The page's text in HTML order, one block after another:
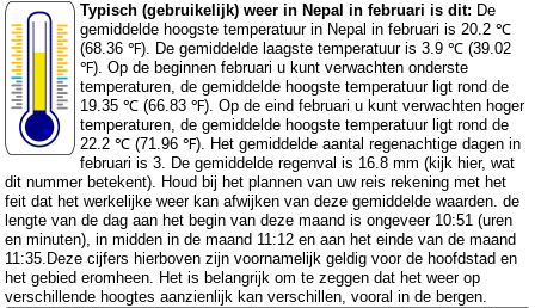
Typisch (gebruikelijk) weer in Nepal in februari is dit: De
gemiddelde hoogste temperatuur in Nepal in februari is 20.2 ℃
(68.36 ℉). De gemiddelde laagste temperatuur is 3.9 ℃ (39.02
℉). Op de beginnen februari u kunt verwachten onderste
temperaturen, de gemiddelde hoogste temperatuur ligt rond de
19.35 ℃ (66.83 ℉). Op de eind februari u kunt verwachten hoger
temperaturen, de gemiddelde hoogste temperatuur ligt rond de
22.2 ℃ (71.96 ℉). Het gemiddelde aantal regenachtige dagen in
februari is 3. De gemiddelde regenval is 16.8 mm (kijk hier, wat
dit nummer betekent). Houd bij het plannen van uw reis rekening met het
feit dat het werkelijke weer kan afwijken van deze gemiddelde waarden. de
lengte van de dag aan het begin van deze maand is ongeveer 10:51 (uren
en minuten), in midden in de maand 11:12 en aan het einde van de maand
11:35.Deze cijfers hierboven zijn voornamelijk geldig voor de hoofdstad en
het gebied eromheen. Het is belangrijk om te zeggen dat het weer op
verschillende hoogtes aanzienlijk kan verschillen, vooral in de bergen.